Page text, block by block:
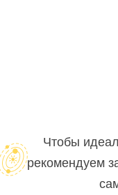
Чтобы
рекомендуем